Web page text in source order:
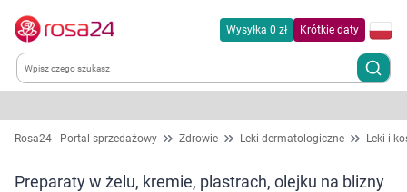
Wysyłka 0 zł Krótkie daty
Kategorie
Chemia gospodarcza
Rosa24 - Portal sprzedażowy Zdrowie Leki dermatologiczne Leki i
Preparaty w żelu, kremie, plastrach, olejku na blizny